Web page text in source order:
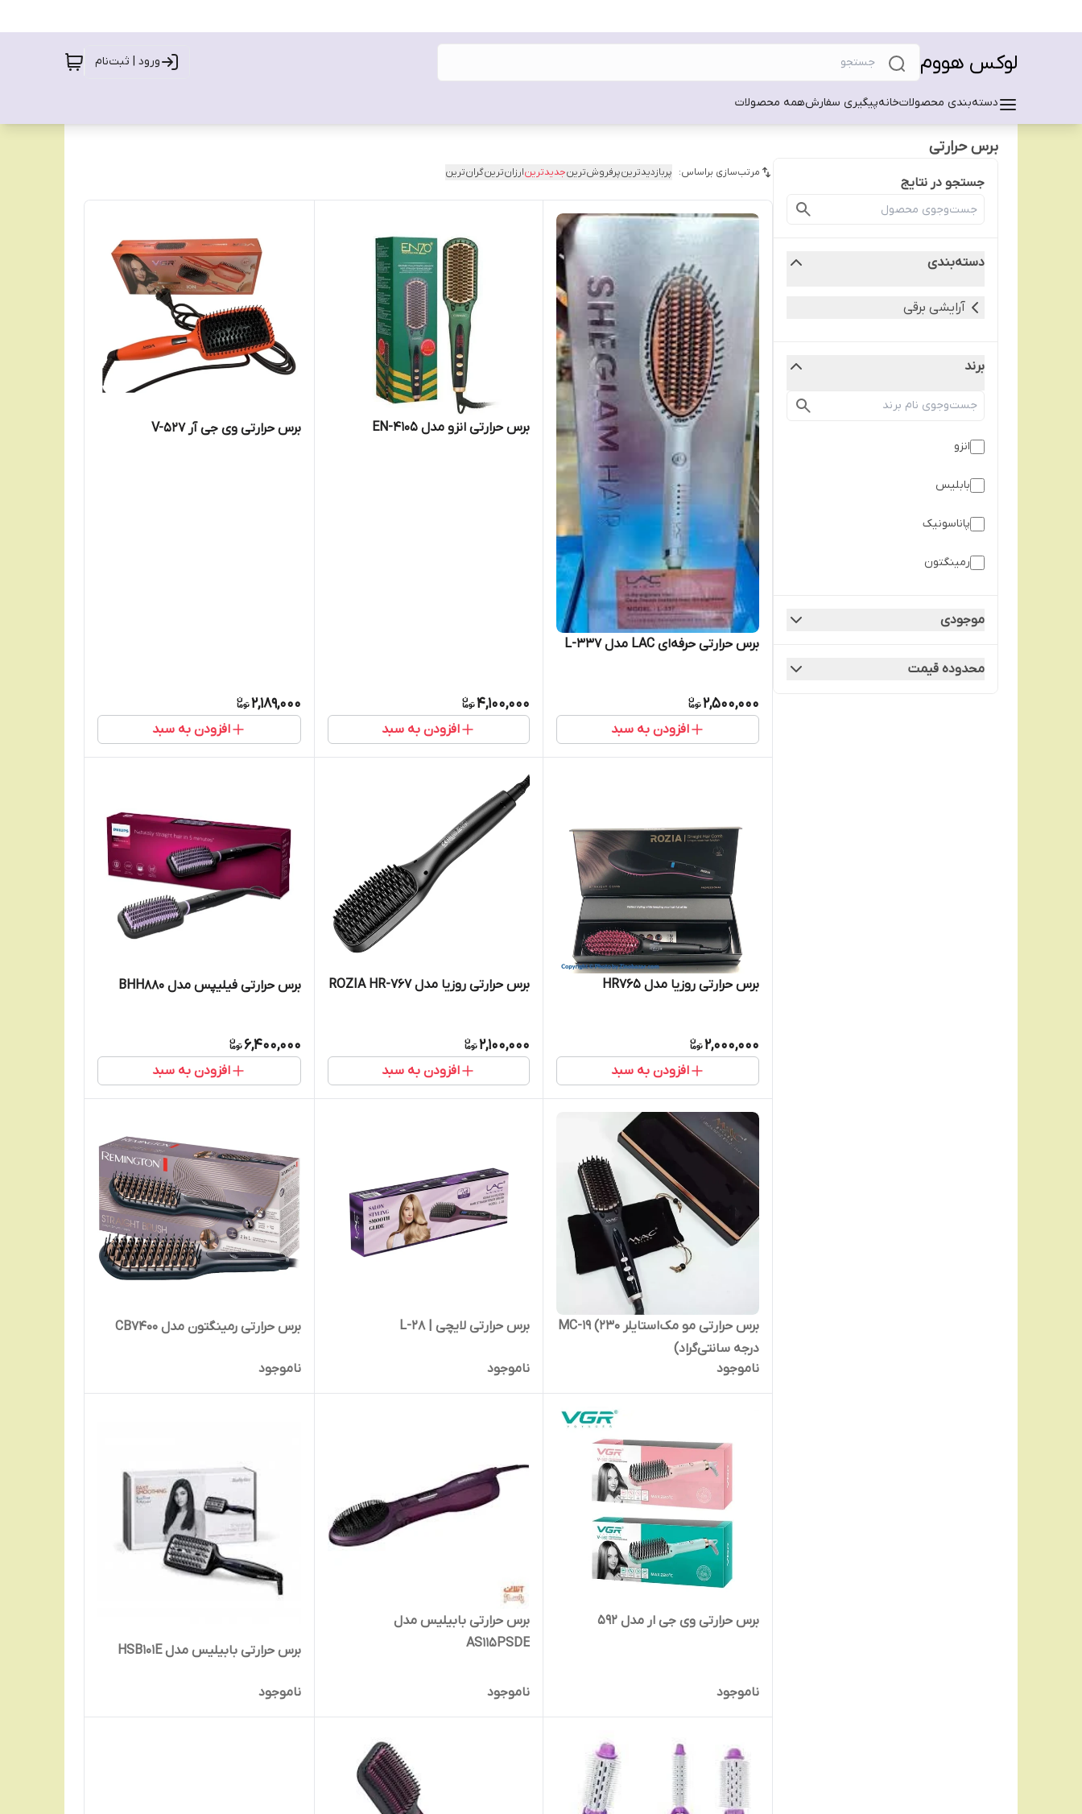
لوکس هووم ورود | ثبت‌نام
دسته‌بندی محصولاتخانهپیگیری سفارشهمه محصولات
برس حرارتی
جستجو در نتایج
دسته‌بندی
آرایشی برقی
برند
انزو
بابلیس
پاناسونیک
رمینگتون
لایچی
موجودی
محدوده قیمت
مرتب‌سازی براساس: پربازدیدترینپرفروش‌ترینجدیدترینارزان‌ترینگران‌ترین
برس حرارتی حرفه‌ای LAC مدل L-337
2,500,000
افزودن به سبد
برس حرارتی انزو مدل EN-4105
4,100,000
افزودن به سبد
برس حرارتی وی جی آر V-527
2,189,000
افزودن به سبد
برس حرارتی روزیا مدل HR765
2,000,000
افزودن به سبد
برس حرارتی روزیا مدل ROZIA HR-767
2,100,000
افزودن به سبد
برس حرارتی فیلیپس مدل BHH880
6,400,000
افزودن به سبد
برس حرارتی مو مک‌استایلر MC-19 (230
درجه سانتی‌گراد)
ناموجود
برس حرارتی لایچی | L-28
ناموجود
برس حرارتی رمینگتون مدل CB7400
ناموجود
برس حرارتی وی جی ار مدل 592
ناموجود
برس حرارتی بابیلیس مدل
AS115PSDE
ناموجود
برس حرارتی بابیلیس مدل HSB101E
ناموجود